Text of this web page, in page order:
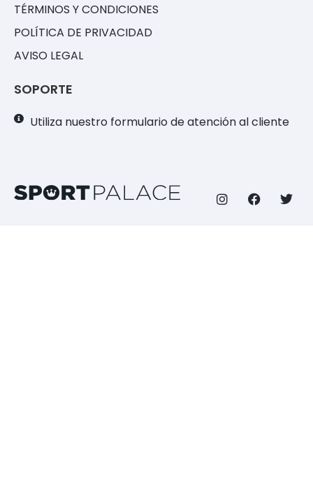
TÉRMINOS Y CONDICIONES
POLÍTICA DE PRIVACIDAD
AVISO LEGAL
SOPORTE
Utiliza nuestro formulario de atención al cliente